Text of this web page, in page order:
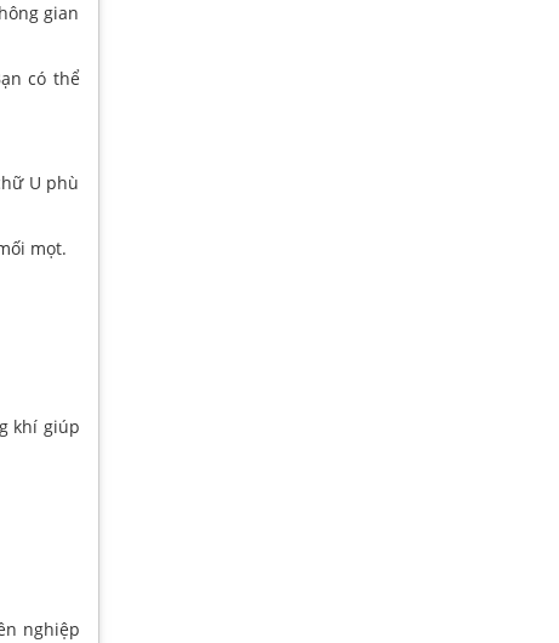
gian
có thể
U phù
mọt.
khí giúp
nghiệp